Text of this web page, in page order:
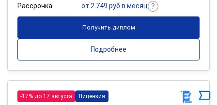
Рассрочка:
от 2 749 руб в месяц
Получить диплом
Подробнее
-17% до 17 августа Лицензия